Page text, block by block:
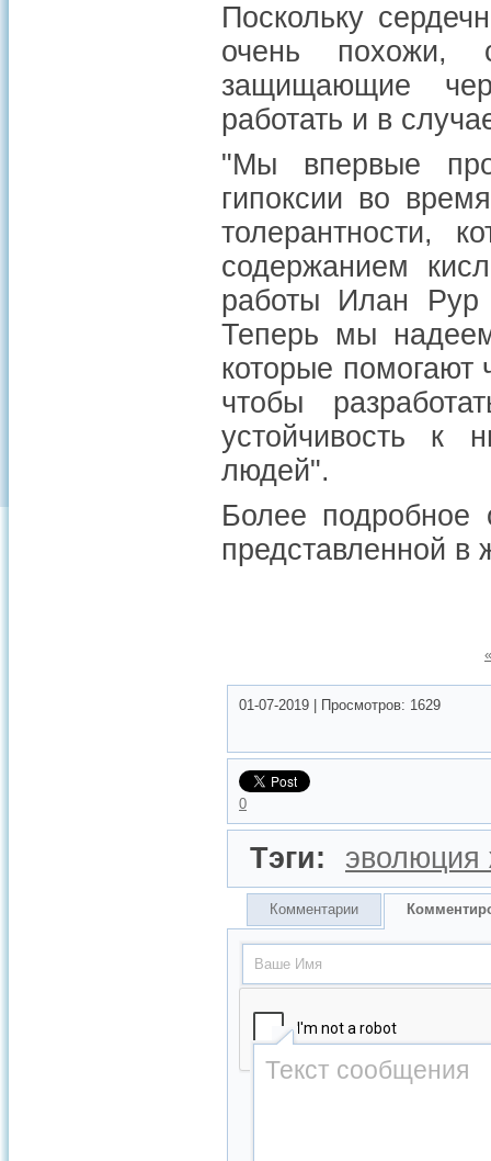
Поскольку
очень похожи,
защищающие
работать и в
"Мы впервые
гипоксии во
толерантности,
содержанием
работы Илан
Теперь мы
которые помогают
чтобы
устойчивость к
людей".
Более подробное
представленной в
01-07-2019 Просмотров: 1629
0
Тэги: эволюция
Комментарии